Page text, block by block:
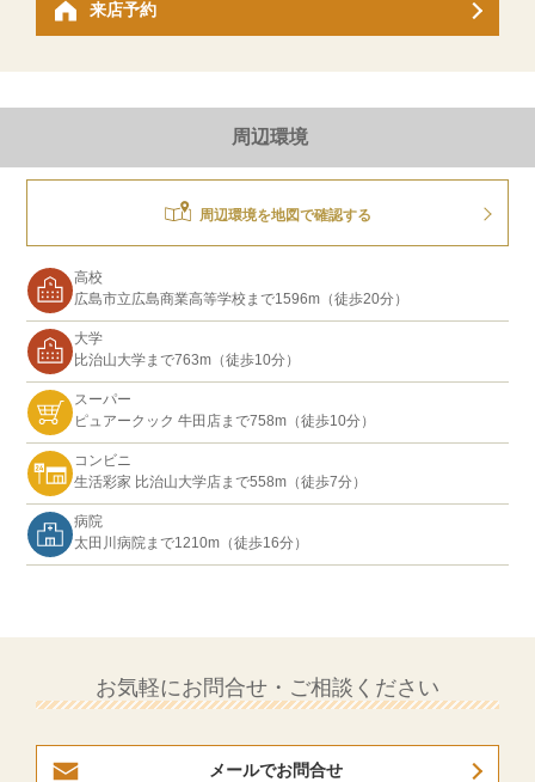
来店予約
周辺環境
周辺環境を地図で確認する
高校
広島市立広島商業高等学校まで1596m（徒歩20分）
大学
比治山大学まで763m（徒歩10分）
スーパー
ピュアークック 牛田店まで758m（徒歩10分）
コンビニ
生活彩家 比治山大学店まで558m（徒歩7分）
病院
太田川病院まで1210m（徒歩16分）
お気軽にお問合せ・ご相談ください
メールでお問合せ